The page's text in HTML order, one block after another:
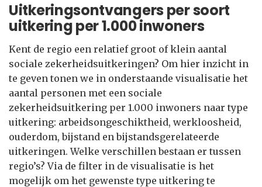
Uitkeringsontvangers per soort
uitkering per 1.000 inwoners
Kent de regio een relatief groot of klein aantal
sociale zekerheidsuitkeringen? Om hier inzicht in
te geven tonen we in onderstaande visualisatie het
aantal personen met een sociale
zekerheidsuitkering per 1.000 inwoners naar type
uitkering: arbeidsongeschiktheid, werkloosheid,
ouderdom, bijstand en bijstandsgerelateerde
uitkeringen. Welke verschillen bestaan er tussen
regio’s? Via de filter in de visualisatie is het
mogelijk om het gewenste type uitkering te